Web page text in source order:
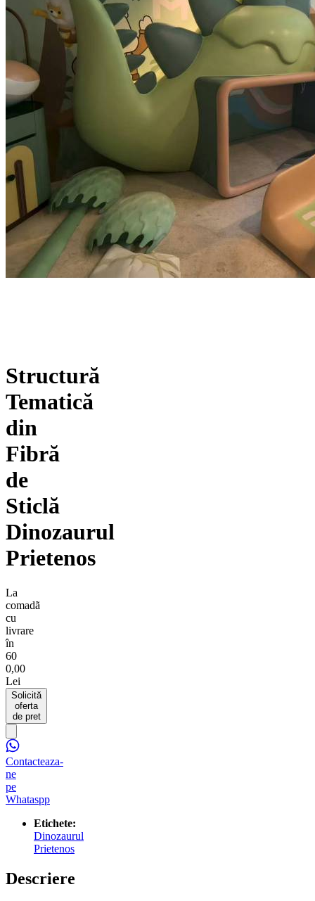
Structură
Tematică
din
Fibră
de
Sticlă
Dinozaurul
Prietenos
La
comadã
cu
livrare
în
60
0,00
Lei
Solicită
oferta
de pret
Contacteaza-
ne
pe
Whataspp
Etichete:
Dinozaurul
Prietenos
Descriere